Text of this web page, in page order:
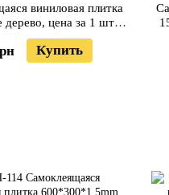
виниловая плитка
дерево, цена за 1 шт.
SW-00000287
Купить